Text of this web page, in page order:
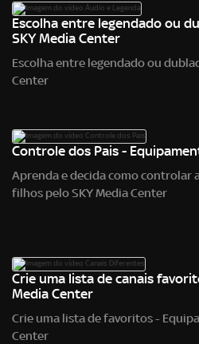
Escolha entre legendado ou
SKY Media Center
Escolha entre legendado ou
Center
Controle dos Pais -
Aprenda e decida como controlar
filhos pelo SKY Media Center
Crie uma lista de canais
Media Center
Crie uma lista de favoritos -
Center